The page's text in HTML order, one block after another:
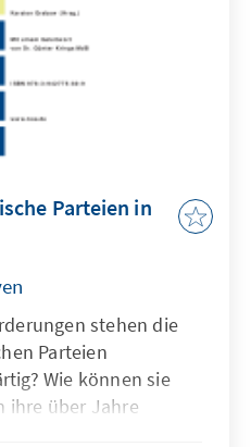
Parteien in
stehen die
Parteien
Wie können sie
ihre über Jahre